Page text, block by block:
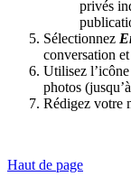
privés
Sélectionnez
conversation
Utilisez
photos
Rédigez votre
Haut de page